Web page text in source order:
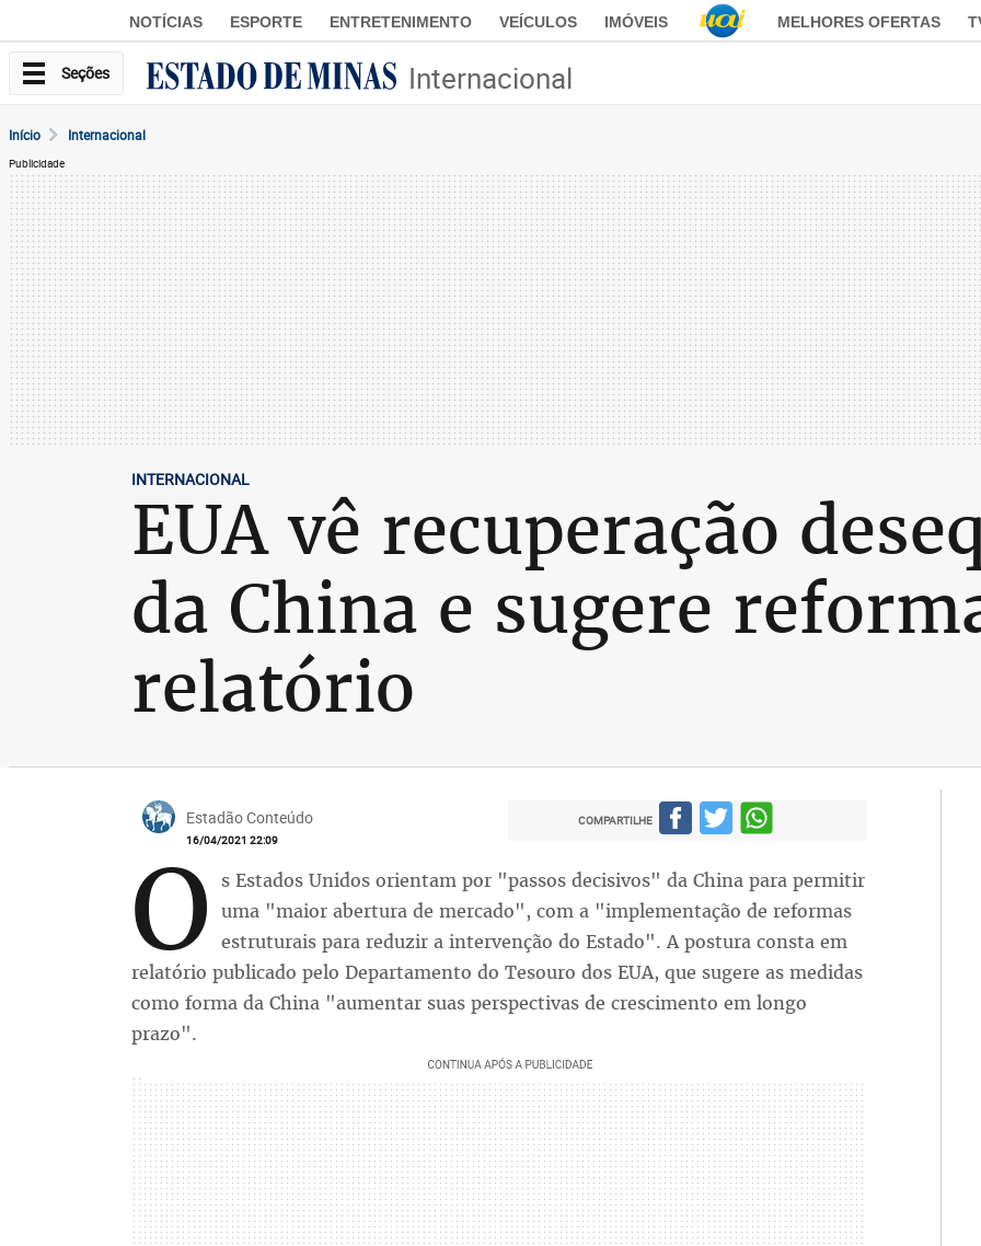
NOTÍCIAS ESPORTE ENTRETENIMENTO VEÍCULOS IMÓVEIS MELHORES OFERTAS
Seções Internacional
Início Internacional
Publicidade
INTERNACIONAL
EUA vê recuperação
da China e sugere
relatório
Estadão Conteúdo
16/04/2021 22:09
COMPARTILHE
O
s Estados Unidos orientam por "passos decisivos" da China para permitir
uma "maior abertura de mercado", com a "implementação de reformas
estruturais para reduzir a intervenção do Estado". A postura consta em
relatório publicado pelo Departamento do Tesouro dos EUA, que sugere as medidas
como forma da China "aumentar suas perspectivas de crescimento em longo
prazo".